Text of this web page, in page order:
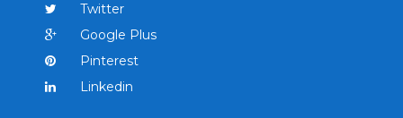
Twitter
Google Plus
Pinterest
Linkedin